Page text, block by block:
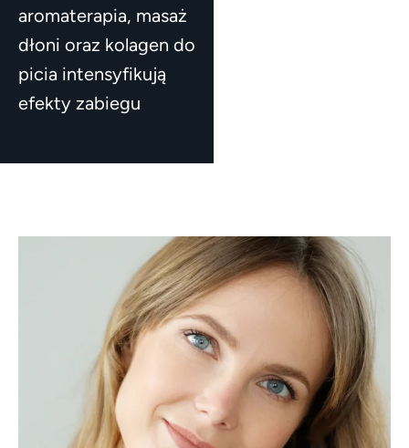
aromaterapia, masaż
dłoni oraz kolagen do
picia intensyfikują
efekty zabiegu